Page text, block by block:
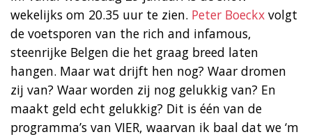
wekelijks om 20.35 uur te zien. Peter Boeckx volgt
de voetsporen van the rich and infamous,
steenrijke Belgen die het graag breed laten
hangen. Maar wat drijft hen nog? Waar dromen
zij van? Waar worden zij nog gelukkig van? En
maakt geld echt gelukkig? Dit is één van de
programma’s van VIER, waarvan ik baal dat we ‘m